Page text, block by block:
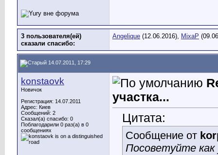
3 пользователя(ей)
сказали cпасибо:
Angelique (12.06.2016), MixaP
14.07.2011, 17:29
konstaovk
Новичок
Регистрация: 14.07.2011
Адрес: Киев
Сообщений: 2
Сказал(а) спасибо: 0
Поблагодарили 0 раз(а) в 0
сообщениях
участка...
Цитата:
Сообщение от
Посоветуйте как